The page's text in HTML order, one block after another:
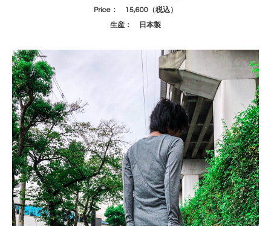
Price： 15,600（税込）
生産： 日本製